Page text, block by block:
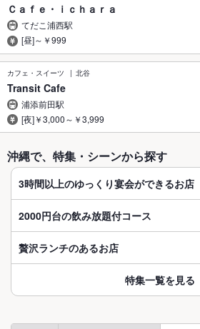
Ｃａｆｅ・ｉｃｈａｒａ
てだこ浦西駅
[昼]～￥999
カフェ・スイーツ 北谷
Transit Cafe
浦添前田駅
[夜]￥3,000～￥3,999
沖縄で、特集・シーンから探す
3時間以上のゆっくり宴会ができるお店
2000円台の飲み放題付コース
贅沢ランチのあるお店
特集一覧を見る